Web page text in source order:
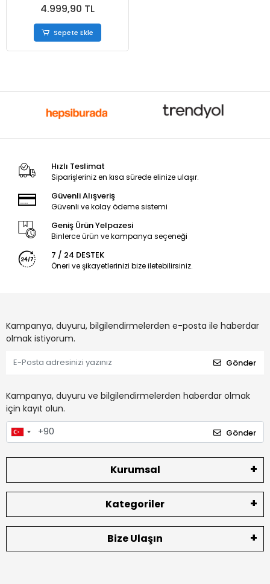
4.999,90 TL
Sepete Ekle
Hızlı Teslimat
Siparişleriniz en kısa sürede elinize ulaşır.
Güvenli Alışveriş
Güvenli ve kolay ödeme sistemi
Geniş Ürün Yelpazesi
Binlerce ürün ve kampanya seçeneği
7 / 24 DESTEK
Öneri ve şikayetlerinizi bize iletebilirsiniz.
Kampanya, duyuru, bilgilendirmelerden e-posta ile haberdar
olmak istiyorum.
Gönder
Kampanya, duyuru ve bilgilendirmelerden haberdar olmak
için kayıt olun.
Gönder
Kurumsal
Kategoriler
Bize Ulaşın